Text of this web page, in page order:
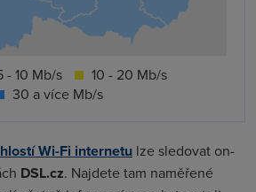
- 10 Mb/s
10 - 20 Mb/s
30 a více Mb/s
Wi-Fi internetu lze sledovat on-
DSL.cz. Najdete tam naměřené